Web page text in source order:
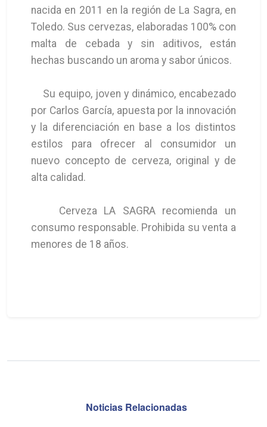
nacida en 2011 en la región de La Sagra, en
Toledo. Sus cervezas, elaboradas 100% con
malta de cebada y sin aditivos, están
hechas buscando un aroma y sabor únicos.
Su equipo, joven y dinámico, encabezado
por Carlos García, apuesta por la innovación
y la diferenciación en base a los distintos
estilos para ofrecer al consumidor un
nuevo concepto de cerveza, original y de
alta calidad.
Cerveza LA SAGRA recomienda un
consumo responsable. Prohibida su venta a
menores de 18 años.
Noticias Relacionadas